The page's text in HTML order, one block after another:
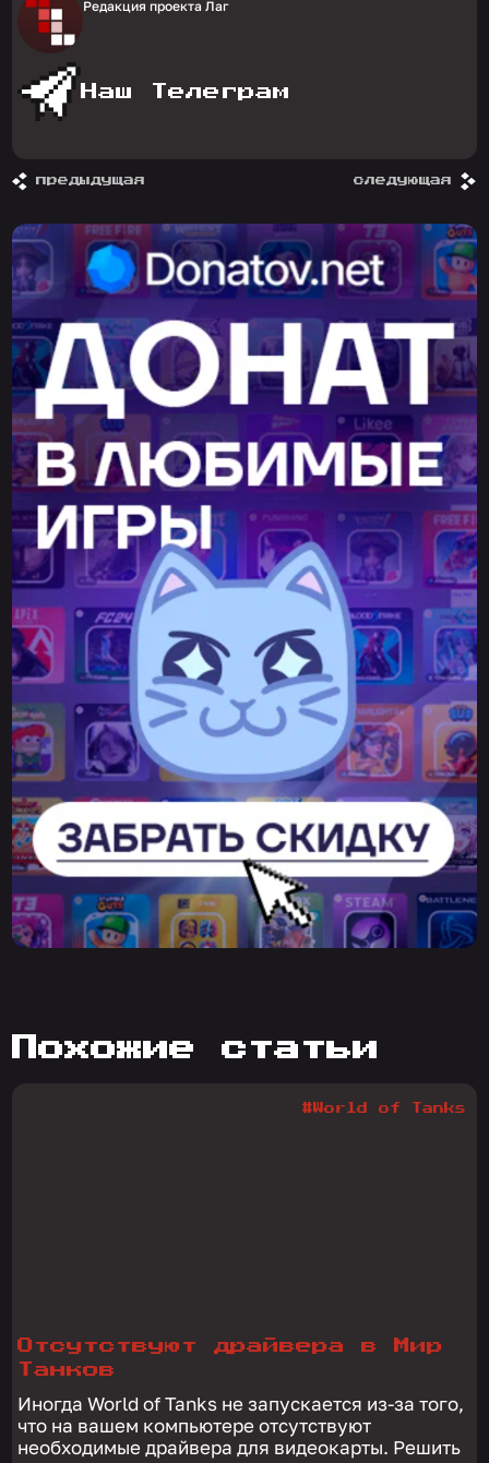
Редакция проекта Лаг
Наш Телеграм
предыдущая следующая
похожие статьи
Отсутствуют драйвера в Мир
Танков
Иногда World of Tanks не запускается из-за того,
что на вашем компьютере отсутствуют
необходимые драйвера для видеокарты. Решить
#World of Tanks